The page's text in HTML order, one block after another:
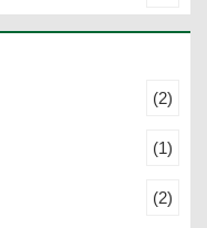
(2)
(1)
(2)